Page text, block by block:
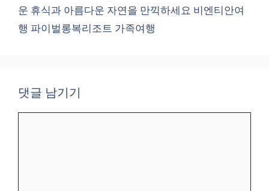
운 휴식과 아름다운 자연을 만끽하세요 비엔티안여
행 파이벌롱복리조트 가족여행
댓글 남기기